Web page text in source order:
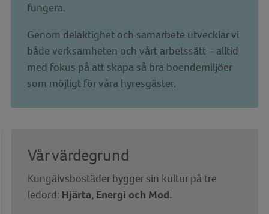
fungera.
Genom delaktighet och samarbete utvecklar vi
både verksamheten och vårt arbetssätt – alltid
med fokus på att skapa så bra boendemiljöer
som möjligt för våra hyresgäster.
Vår värdegrund
Kungälvsbostäder bygger sin kultur på tre
ledord: Hjärta, Energi och Mod.